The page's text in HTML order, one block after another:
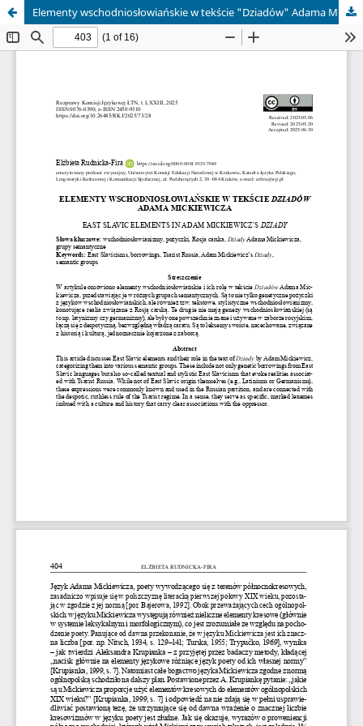
Elementy wschodniosłowiańskie w tekście "Dziadów" Adama Mickiewicza